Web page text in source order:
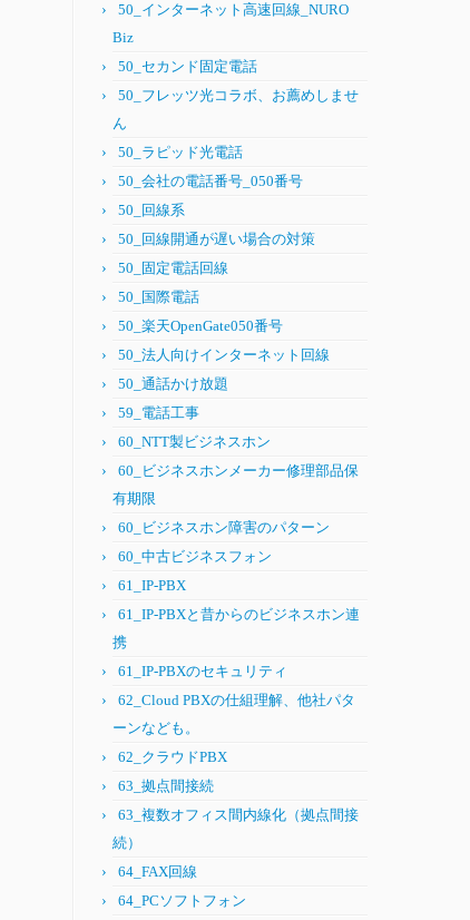
50_インターネット高速回線_NURO
Biz
50_セカンド固定電話
50_フレッツ光コラボ、お薦めしませ
ん
50_ラピッド光電話
50_会社の電話番号_050番号
50_回線系
50_回線開通が遅い場合の対策
50_固定電話回線
50_国際電話
50_楽天OpenGate050番号
50_法人向けインターネット回線
50_通話かけ放題
59_電話工事
60_NTT製ビジネスホン
60_ビジネスホンメーカー修理部品保
有期限
60_ビジネスホン障害のパターン
60_中古ビジネスフォン
61_IP-PBX
61_IP-PBXと昔からのビジネスホン連
携
61_IP-PBXのセキュリティ
62_Cloud PBXの仕組理解、他社パタ
ーンなども。
62_クラウドPBX
63_拠点間接続
63_複数オフィス間内線化（拠点間接
続）
64_FAX回線
64_PCソフトフォン